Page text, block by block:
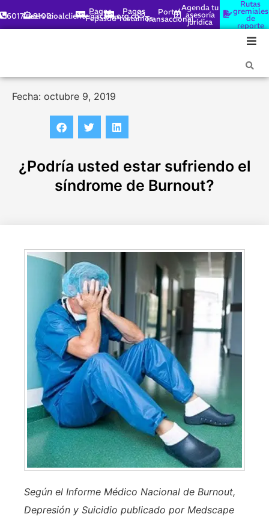
6017448100servicioalcliente@scare.org.co
Pagos
Fepasde
Pagos
Préstamos
Portal
Transaccional
Agenda tu
asesoría
jurídica
Rutas
gremiales
de
reporte
Fecha: octubre 9, 2019
¿Podría usted estar sufriendo el
síndrome de Burnout?
Según el Informe Médico Nacional de Burnout,
Depresión y Suicidio publicado por Medscape